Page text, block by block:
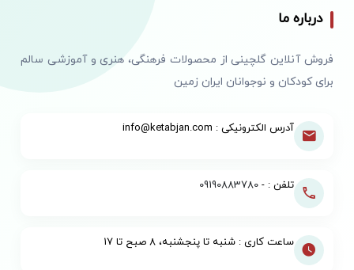
درباره ما
فروش آنلاین گلچینی از محصولات فرهنگی، هنری و آموزشی سالم
برای کودکان و نوجوانان ایران زمین
آدرس الکترونیکی : info@ketabjan.com
تلفن : -09190883780
ساعت کاری : شنبه تا پنجشنبه، ۸ صبح تا ۱۷